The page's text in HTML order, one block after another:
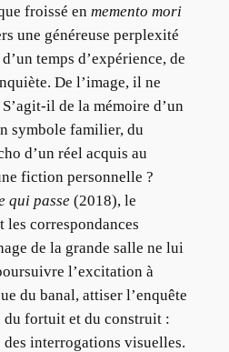
froissé en memento mori
une généreuse perplexité
temps d’expérience, de
De l’image, il ne
il de la mémoire d’un
symbole familier, du
d’un réel acquis au
fiction personnelle ?
qui passe(2018), le
correspondances
de la grande salle ne lui
l’excitation à
du banal, attiser l’enquête
fortuit et du construit :
interrogations visuelles.